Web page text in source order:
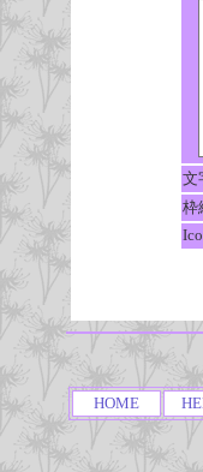
文
枠
HOME